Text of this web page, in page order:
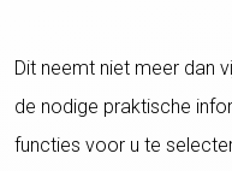
Dit neemt niet meer dan
de nodige praktische
functies voor u te